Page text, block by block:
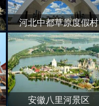
河北中都草原度假村
安徽八里河景区